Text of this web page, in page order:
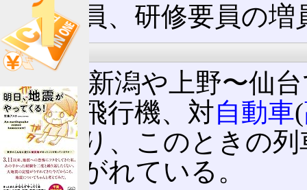
乗務員、研修要員の
結果
上野〜新潟や上野〜仙
ど、対飛行機、対自動車(
正であり、このときの
引き継がれている。